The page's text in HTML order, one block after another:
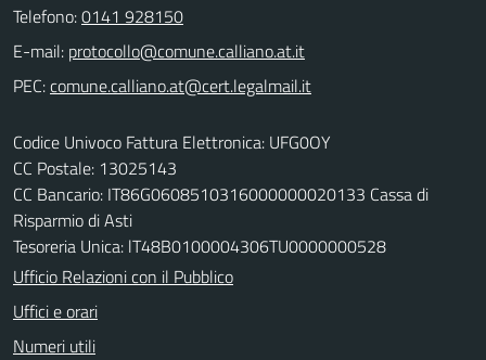
Telefono:0141 928150
E-mail:
PEC:
Codice Univoco Fattura Elettronica: UFG0OY
CC Postale: 13025143
CC Bancario: IT86G0608510316000000020133 Cassa di
Risparmio di Asti
Tesoreria Unica: lT48B0100004306TU0000000528
Ufficio Relazioni con il Pubblico
Uffici e orari
Numeri utili